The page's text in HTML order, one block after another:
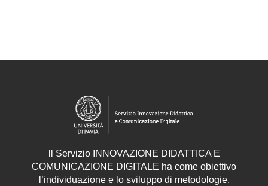
Servizio INNOVAZIONE DIDATTICA E
COMUNICAZIONE DIGITALE ha come obiettivo
l’individuazione e lo sviluppo di metodologie,